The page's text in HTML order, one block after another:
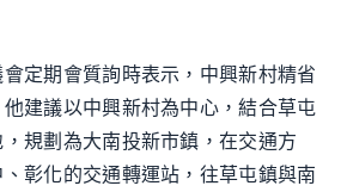
定期會質詢時表示，中興新村精省
建議以中興新村為中心，結合草屯
規劃為大南投新市鎮，在交通方
彰化的交通轉運站，往草屯鎮與南